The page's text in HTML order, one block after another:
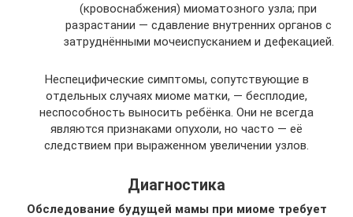
(кровоснабжения) миоматозного узла; при
разрастании — сдавление внутренних органов с
затруднёнными мочеиспусканием и дефекацией.
Неспецифические симптомы, сопутствующие в
отдельных случаях миоме матки, — бесплодие,
неспособность выносить ребёнка. Они не всегда
являются признаками опухоли, но часто — её
следствием при выраженном увеличении узлов.
Диагностика
Обследование будущей мамы при миоме требует